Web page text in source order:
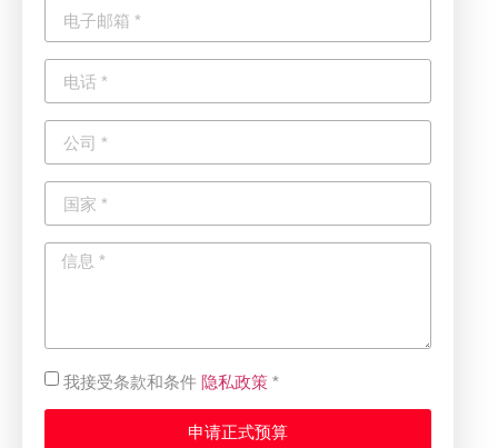
我接受条款和条件 隐私政策 *
申请正式预算